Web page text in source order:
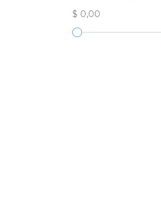
$ 0,00